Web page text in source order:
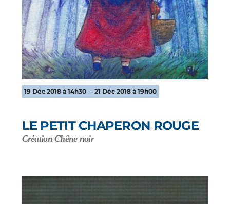
19 Déc 2018 à 14h30 – 21 Déc 2018 à 19h00
LE PETIT CHAPERON ROUGE
Création Chêne noir